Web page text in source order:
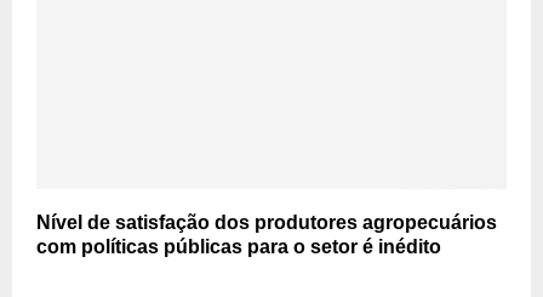
Nível de satisfação dos produtores agropecuários
com políticas públicas para o setor é inédito